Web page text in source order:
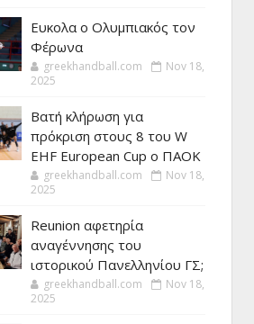
Ευκολα ο Ολυμπιακός τον
Φέρωνα
greekhandball.com
Nov 18,
2025
Βατή κλήρωση για
πρόκριση στους 8 του W
EHF European Cup ο ΠΑΟΚ
greekhandball.com
Nov 18,
2025
Reunion αφετηρία
αναγέννησης του
ιστορικού Πανελληνίου ΓΣ;
greekhandball.com
Nov 18,
2025